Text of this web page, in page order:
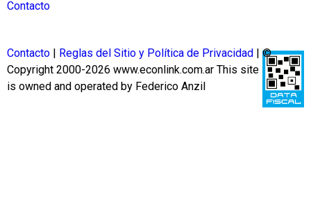
Contacto
Contacto Reglas del Sitio y Política de Privacidad
| ©
Copyright 2000-2026 www.econlink.com.ar This site
is owned and operated by Federico Anzil